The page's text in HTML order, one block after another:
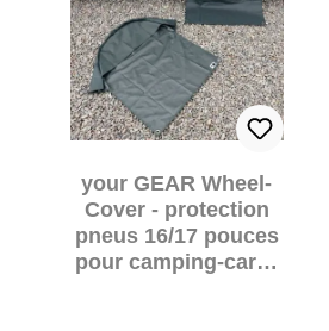
your GEAR Wheel-
Cover - protection
pneus 16/17 pouces
pour camping-car &